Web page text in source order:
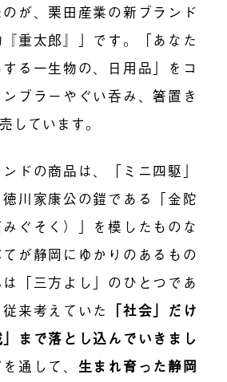
が、栗田産業の新ブランド
『重太郎』」です。「あなた
る一生物の、日用品」をコ
ブラーやぐい呑み、箸置き
しています。
ドの商品は、「ミニ四駆」
川家康公の鎧である「金陀
ぐそく）」を模したものな
が静岡にゆかりのあるもの
「三方よし」のひとつであ
来考えていた 「社会」だけ
まで落とし込んでいきまし
通して、 生まれ育った静岡